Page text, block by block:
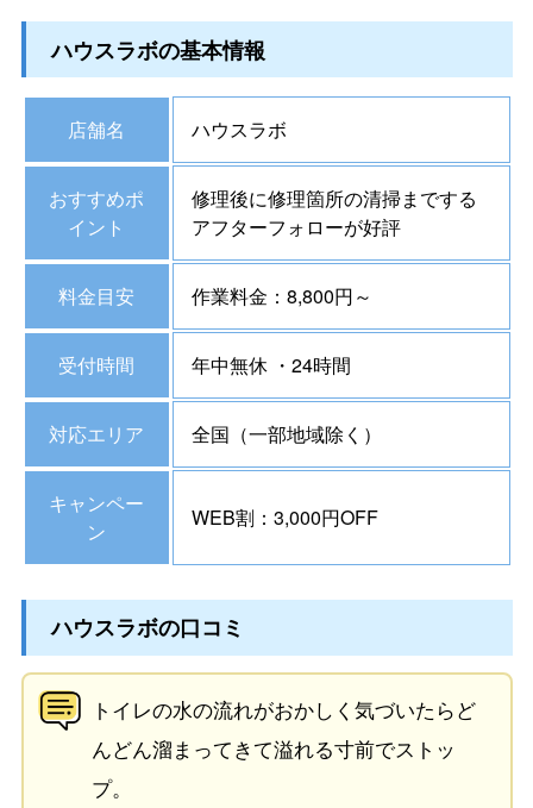
ハウスラボの基本情報
店舗名 ハウスラボ
おすすめポ
イント
修理後に修理箇所の清掃までする
アフターフォローが好評
料金目安 作業料金：8,800円～
受付時間 年中無休 ・24時間
対応エリア 全国（一部地域除く）
キャンペー
ン
WEB割：3,000円OFF
ハウスラボの口コミ
トイレの水の流れがおかしく気づいたらど
んどん溜まってきて溢れる寸前でストッ
プ。